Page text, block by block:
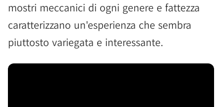
mostri meccanici di ogni genere e fattezza
caratterizzano un'esperienza che sembra
piuttosto variegata e interessante.